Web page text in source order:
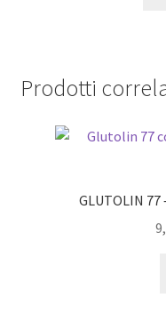
Prodotti
GLUTOLIN